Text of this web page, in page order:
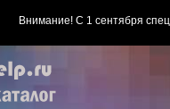
Внимание! С 1 сентября